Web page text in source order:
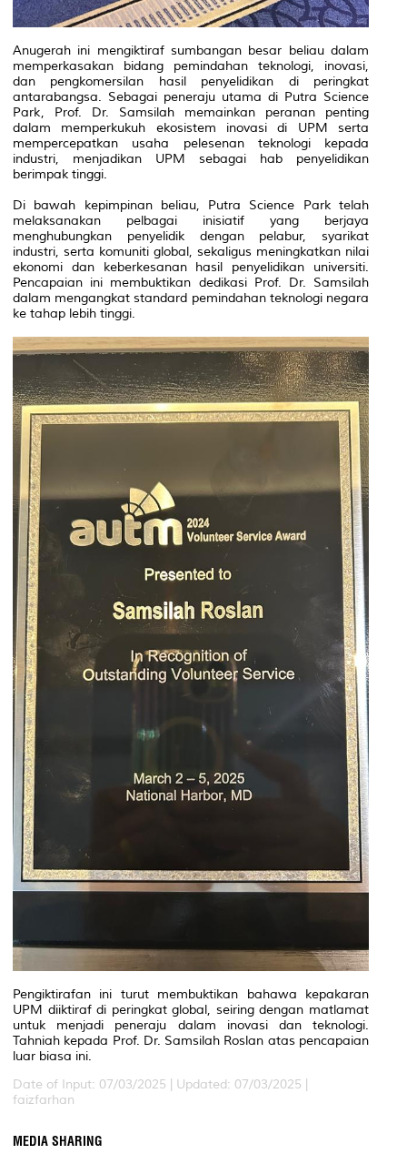
Anugerah ini mengiktiraf sumbangan besar beliau dalam
memperkasakan bidang pemindahan teknologi, inovasi,
dan pengkomersilan hasil penyelidikan di peringkat
antarabangsa. Sebagai peneraju utama di Putra Science
Park, Prof. Dr. Samsilah memainkan peranan penting
dalam memperkukuh ekosistem inovasi di UPM serta
mempercepatkan usaha pelesenan teknologi kepada
industri, menjadikan UPM sebagai hab penyelidikan
berimpak tinggi.
Di bawah kepimpinan beliau, Putra Science Park telah
melaksanakan pelbagai inisiatif yang berjaya
menghubungkan penyelidik dengan pelabur, syarikat
industri, serta komuniti global, sekaligus meningkatkan nilai
ekonomi dan keberkesanan hasil penyelidikan universiti.
Pencapaian ini membuktikan dedikasi Prof. Dr. Samsilah
dalam mengangkat standard pemindahan teknologi negara
ke tahap lebih tinggi.
Pengiktirafan ini turut membuktikan bahawa kepakaran
UPM diiktiraf di peringkat global, seiring dengan matlamat
untuk menjadi peneraju dalam inovasi dan teknologi.
Tahniah kepada Prof. Dr. Samsilah Roslan atas pencapaian
luar biasa ini.
Date of Input: 07/03/2025 | Updated: 07/03/2025 |
faizfarhan
MEDIA SHARING